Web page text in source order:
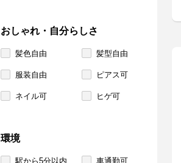
おしゃれ・自分らしさ
髪色自由 髪型自由
服装自由 ピアス可
ネイル可 ヒゲ可
環境
駅から5分以内 車通勤可